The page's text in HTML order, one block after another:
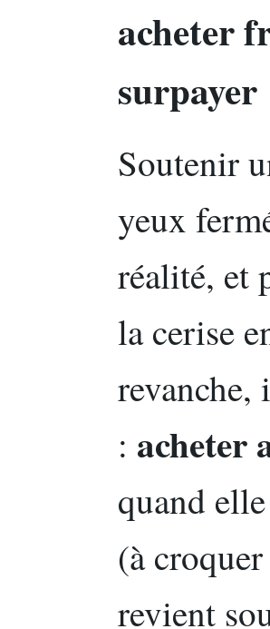
acheter
Soutenir
yeux
réalité, et
la cerise
: acheter
quand
(à
revient